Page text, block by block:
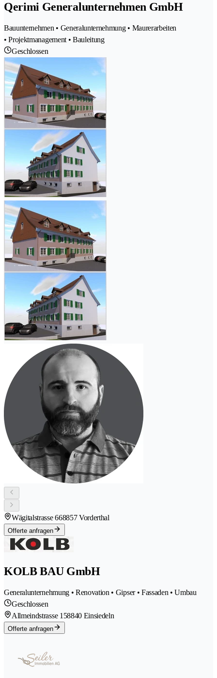
Qerimi Generalunternehmen GmbH
Bauunternehmen • Generalunternehmung • Maurerarbeiten
• Projektmanagement • Bauleitung
Geschlossen
Wägitalstrasse 668857 Vorderthal
Offerte anfragen
KOLB BAU GmbH
Generalunternehmung • Renovation • Gipser • Fassaden • Umbau
Geschlossen
Allmeindstrasse 158840 Einsiedeln
Offerte anfragen